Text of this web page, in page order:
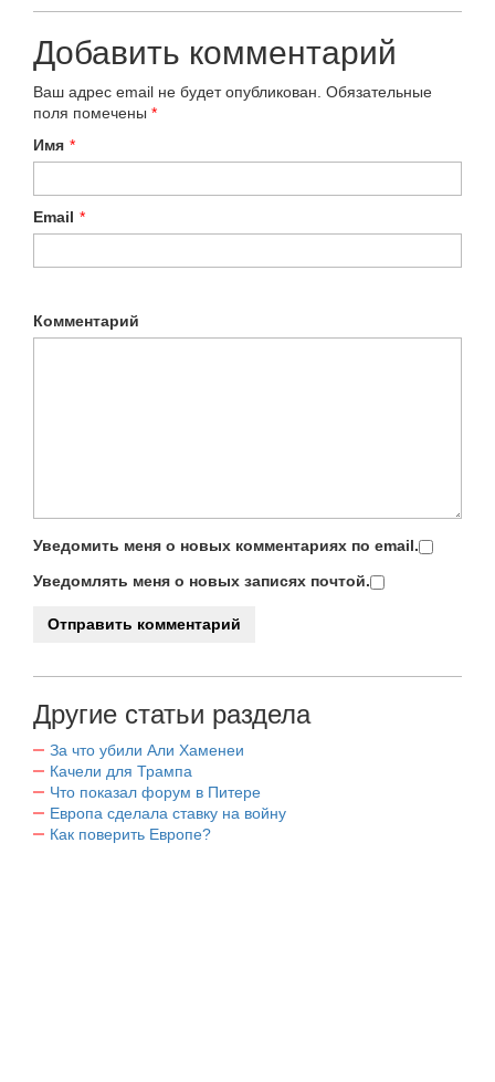
Добавить комментарий
Ваш адрес email не будет опубликован. Обязательные
поля помечены *
Имя *
Email *
Комментарий
Уведомить меня о новых комментариях по email.
Уведомлять меня о новых записях почтой.
Другие статьи раздела
За что убили Али Хаменеи
Качели для Трампа
Что показал форум в Питере
Европа сделала ставку на войну
Как поверить Европе?